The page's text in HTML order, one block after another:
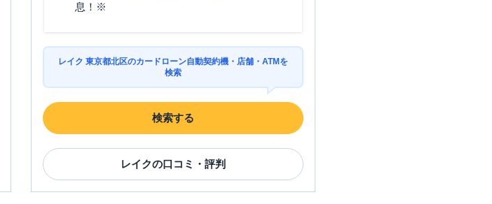
息！※
レイク 東京都北区のカードローン自動契約機・店舗・ATMを
検索
検索する
レイクの口コミ・評判